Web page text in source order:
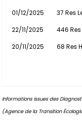
01/12/2025
22/11/2025
446
20/11/2025
68 Res
Informations issues des
(Agence de la Transition